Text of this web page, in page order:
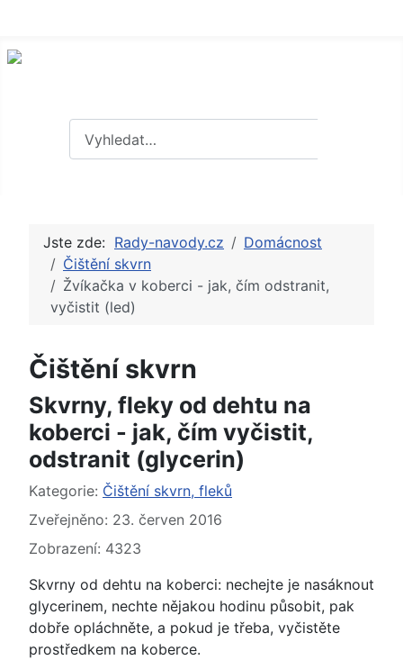
Jste zde: Rady-navody.cz
Domácnost
Čištění skvrn
Žvíkačka v koberci - jak, čím odstranit,
vyčistit (led)
Čištění skvrn
Skvrny, fleky od dehtu na
koberci - jak, čím vyčistit,
odstranit (glycerin)
Základní údaje
Kategorie: Čištění skvrn, fleků
Zveřejněno: 23. červen 2016
Zobrazení: 4323
Skvrny od dehtu na koberci: nechejte je nasáknout
glycerinem, nechte nějakou hodinu působit, pak
dobře opláchněte, a pokud je třeba, vyčistěte
prostředkem na koberce.